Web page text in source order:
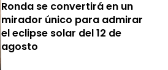
Ronda se convertirá en un
mirador único para admirar
el eclipse solar del 12 de
agosto